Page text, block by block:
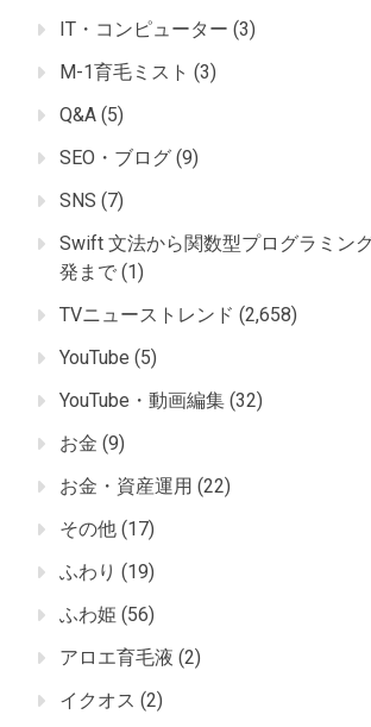
IT・コンピューター (3)
M-1育毛ミスト (3)
Q&A (5)
SEO・ブログ (9)
SNS (7)
Swift 文法から関数型プログラミン
発まで (1)
TVニューストレンド (2,658)
YouTube (5)
YouTube・動画編集 (32)
お金 (9)
お金・資産運用 (22)
その他 (17)
ふわり (19)
ふわ姫 (56)
アロエ育毛液 (2)
イクオス (2)